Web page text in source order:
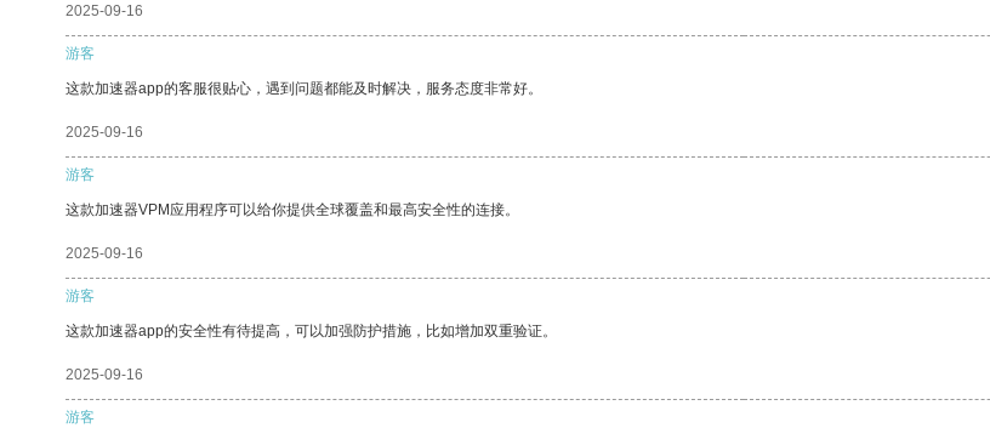
2025-09-16
游客
这款加速器app的客服很贴心，遇到问题都能及时解决，服务态度非常好。
2025-09-16
游客
这款加速器VPM应用程序可以给你提供全球覆盖和最高安全性的连接。
2025-09-16
游客
这款加速器app的安全性有待提高，可以加强防护措施，比如增加双重验证。
2025-09-16
游客